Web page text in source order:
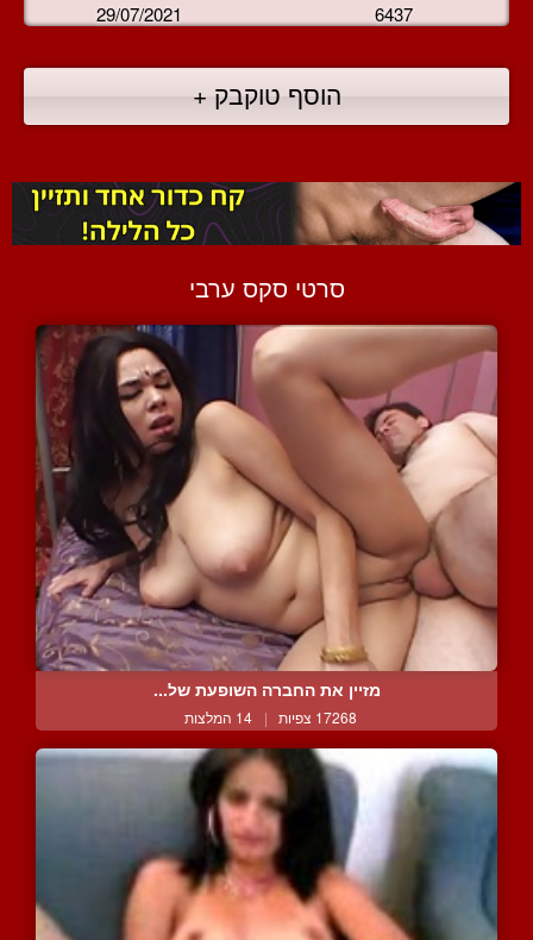
29/07/2021 6437
הוסף טוקבק +
סרטי סקס ערבי
מזיין את החברה השופעת של...
17268 צפיות | 14 המלצות